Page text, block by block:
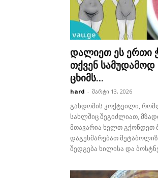
დალიეთ ეს ერთი
თქვენ სამუდამოდ
ცხიმს...
hard - მარტი 13, 2026
გახდომის კოქტეილი,
სახლშიც შეგიძლიათ,
მთავარია ხელთ გქონდეთ
დაგეხმარებათ
შედგება ხილისა და